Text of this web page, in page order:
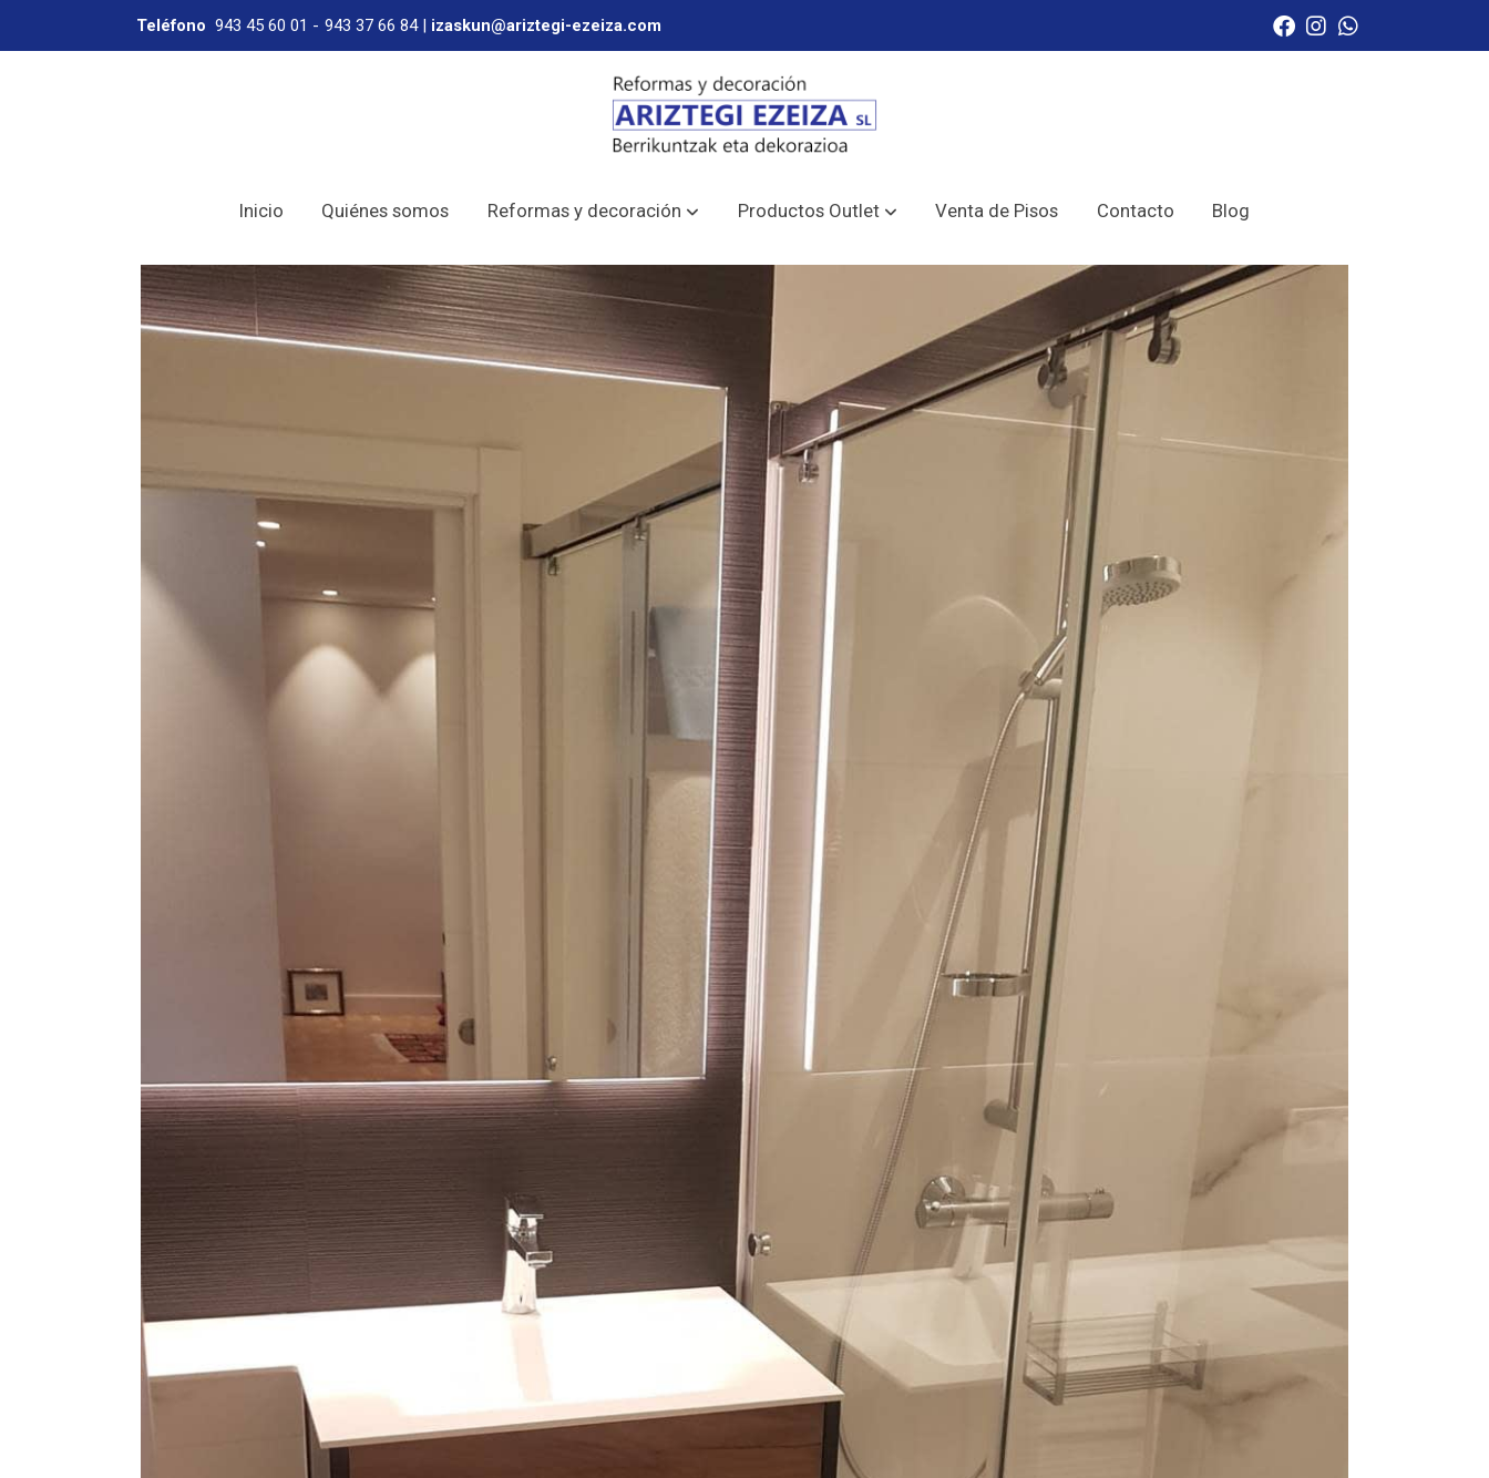
Teléfono 943 45 60 01 - 943 37 66 84 | izaskun@ariztegi-ezeiza.com
Inicio Quiénes somos Reformas y decoración Productos Outlet Venta de Pisos Contacto Blog